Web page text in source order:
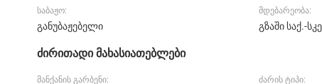
საბაჟო:
განუბაჟებელი
მდებარეობა:
გზაში საქ.-
ძირითადი მახასიათებლები
მანქანის გარბენი: ძარის ტიპი: